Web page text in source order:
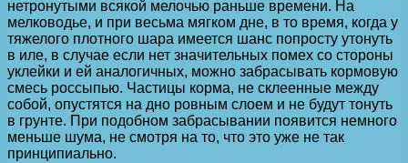
нетронутыми всякой мелочью раньше времени. На
мелководье, и при весьма мягком дне, в то время, когда у
тяжелого плотного шара имеется шанс попросту утонуть
в иле, в случае если нет значительных помех со стороны
уклейки и ей аналогичных, можно забрасывать кормовую
смесь россыпью. Частицы корма, не склеенные между
собой, опустятся на дно ровным слоем и не будут тонуть
в грунте. При подобном забрасывании появится немного
меньше шума, не смотря на то, что это уже не так
принципиально.